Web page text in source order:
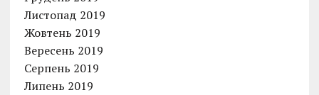
Листопад 2019
Жовтень 2019
Вересень 2019
Серпень 2019
Липень 2019